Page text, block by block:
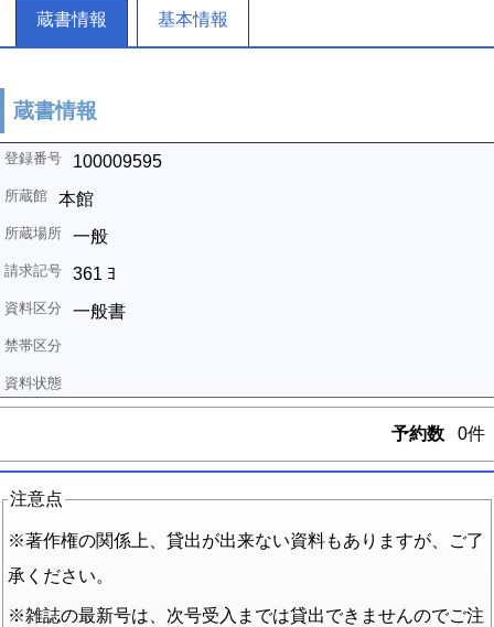
蔵書情報 基本情報
蔵書情報
100009595
本館
一般
361 ﾖ
一般書
予約数 0件
注意点
※著作権の関係上、貸出が出来ない資料もありますが、ご了
承ください。
※雑誌の最新号は、次号受入までは貸出できませんのでご注